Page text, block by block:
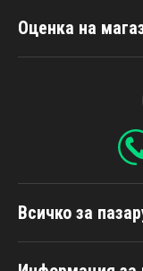
Всичко за
Оценка на